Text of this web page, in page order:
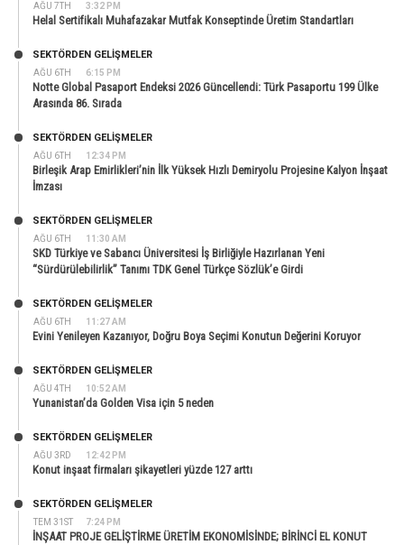
AĞU 7TH 3:32 PM
Helal Sertifikalı Muhafazakar Mutfak Konseptinde Üretim Standartları
AĞU 6TH 6:15 PM
SEKTÖRDEN GELIŞMELER
Notte Global Pasaport Endeksi 2026 Güncellendi: Türk Pasaportu 199 Ülke
Arasında 86. Sırada
AĞU 6TH 12:34 PM
SEKTÖRDEN GELIŞMELER
Birleşik Arap Emirlikleri’nin İlk Yüksek Hızlı Demiryolu Projesine Kalyon İnşaat
İmzası
AĞU 6TH 11:30 AM
SEKTÖRDEN GELIŞMELER
SKD Türkiye ve Sabancı Üniversitesi İş Birliğiyle Hazırlanan Yeni
“Sürdürülebilirlik” Tanımı TDK Genel Türkçe Sözlük’e Girdi
AĞU 6TH 11:27 AM
SEKTÖRDEN GELIŞMELER
Evini Yenileyen Kazanıyor, Doğru Boya Seçimi Konutun Değerini Koruyor
AĞU 4TH 10:52 AM
SEKTÖRDEN GELIŞMELER
Yunanistan’da Golden Visa için 5 neden
AĞU 3RD 12:42 PM
SEKTÖRDEN GELIŞMELER
Konut inşaat firmaları şikayetleri yüzde 127 arttı
TEM 31ST 7:24 PM
SEKTÖRDEN GELIŞMELER
İNŞAAT PROJE GELİŞTİRME ÜRETİM EKONOMİSİNDE; BİRİNCİ EL KONUT